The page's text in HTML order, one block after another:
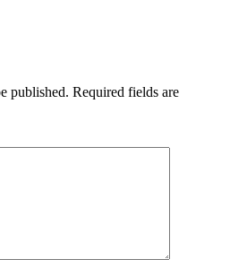
published. Required fields are